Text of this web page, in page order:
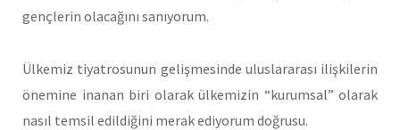
gençlerin olacağını sanıyorum.
Ülkemiz tiyatrosunun gelişmesinde uluslararası ilişkilerin
önemine inanan biri olarak ülkemizin “kurumsal” olarak
nasıl temsil edildiğini merak ediyorum doğrusu.